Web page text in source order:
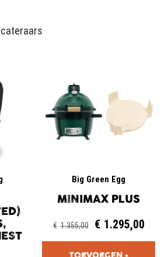
Big Green Egg
MINIMAX PLUS
€ 1.355,00 € 1.295,00